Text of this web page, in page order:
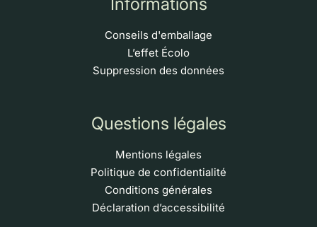
Conseils d'emballage
L’effet Écolo
Suppression des données
Questions légales
Mentions légales
Politique de confidentialité
Conditions générales
Déclaration d’accessibilité